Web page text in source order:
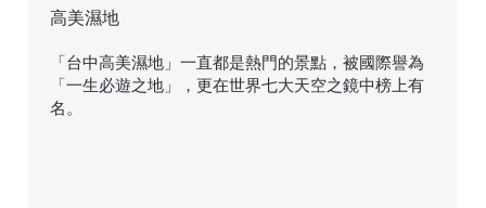
「台中高美濕地」一直都是熱門的景點，被國際譽為
「一生必遊之地」，更在世界七大天空之鏡中榜上有
名。
高美濕地